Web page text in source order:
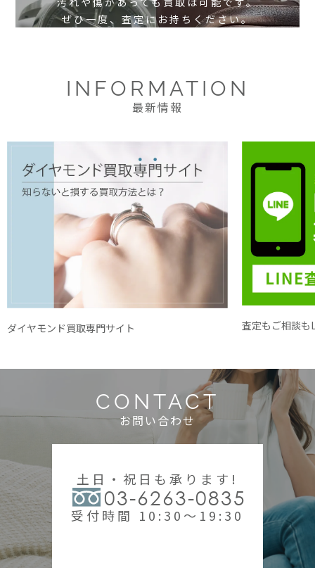
ぜひ一度、査定にお持ちください。
INFORMATION
最新情報
ダイヤモンド買取専門サイト 査定もご相談も
CONTACT
お問い合わせ
土日・祝日も承ります!
03-6263-0835
受付時間 10:30～19:30